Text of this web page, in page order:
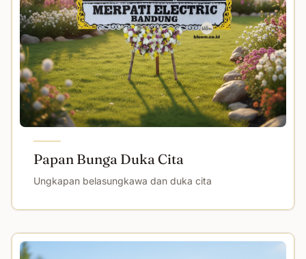
Papan Bunga Duka Cita
Ungkapan belasungkawa dan duka cita